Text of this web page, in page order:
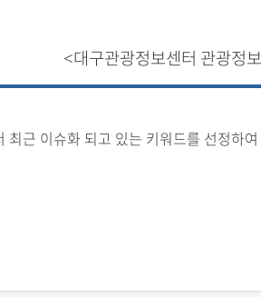
<대구관광정보센터 관광정
근 이슈화 되고 있는 키워드를 선정하